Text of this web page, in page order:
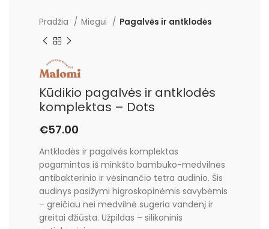
Pradžia Miegui Pagalvės ir antklodės
Kūdikio pagalvės ir antklodės
komplektas – Dots
€57.00
Antklodės ir pagalvės komplektas
pagamintas iš minkšto bambuko-medvilnės
antibakterinio ir vėsinančio tetra audinio. Šis
audinys pasižymi higroskopinėmis savybėmis
– greičiau nei medvilnė sugeria vandenį ir
greitai džiūsta. Užpildas – silikoninis